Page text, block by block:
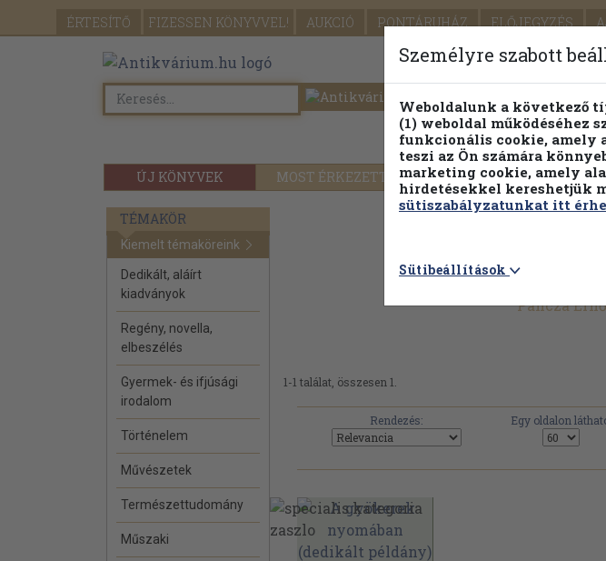
ÉRTESÍTŐ FIZESSEN KÖNYVVEL! AUKCIÓ PONTÁRUHÁZ ELŐJEGYZÉS
ÚJ KÖNYVEK MOST ÉRKEZETT PILLANATNYI ÁRAINK
Részletes
TÉMAKÖR
Kiemelt témaköreink
Dedikált, aláírt
kiadványok
Regény, novella,
elbeszélés
Gyermek- és ifjúsági
irodalom
Történelem
Művészetek
Természettudomány
Műszaki
Pancza
1-1 találat, összesen 1.
Rendezés:
Egy oldalon
Személyre szabott
Weboldalunk a következő
(1) weboldal működéséhez
funkcionális cookie, amely
teszi az Ön számára
marketing cookie, amely
hirdetésekkel kereshetjük
sütiszabályzatunkat itt
Sütibeállítások